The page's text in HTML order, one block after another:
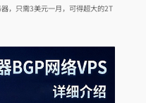
，只需3美元一月，可得超大的2T